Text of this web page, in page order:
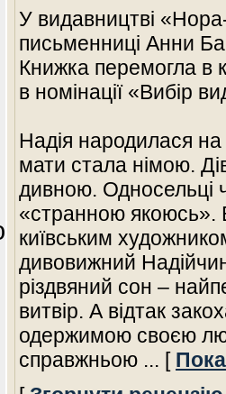
У видавництві
письменниці Анни
Книжка перемогла в
в номінації «Вибір
Надія народилася на
мати стала німою.
дивною. Односельці
«странною якоюсь».
київським
дивовижний
різдвяний сон –
витвір. А відтак
одержимою своєю
справжньою ... [